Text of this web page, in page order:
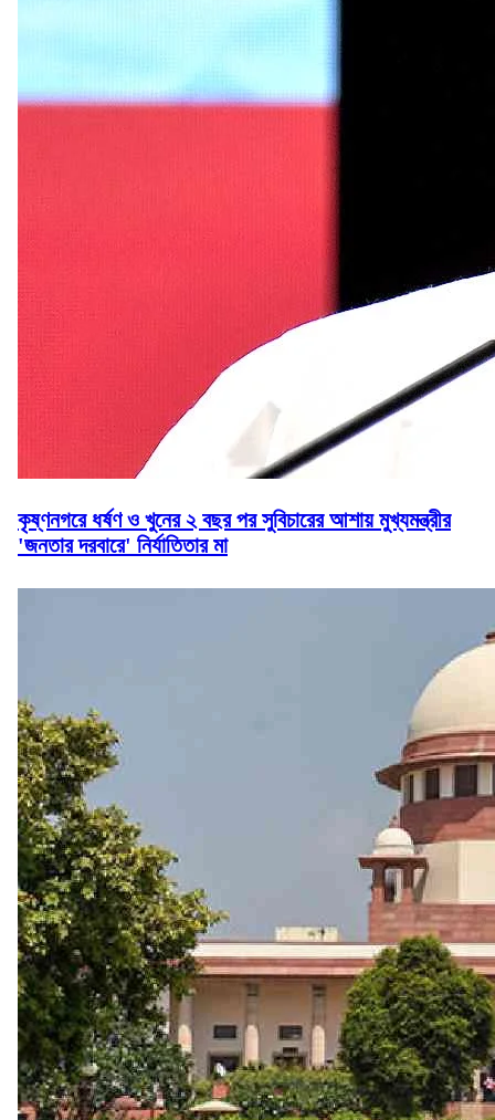
কৃষ্ণনগরে ধর্ষণ ও খুনের ২ বছর পর সুবিচারের আশায় মুখ্যমন্ত্রীর
'জনতার দরবারে' নির্যাতিতার মা